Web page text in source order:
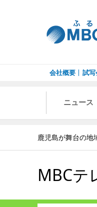
会社概要 試写
ニュース
鹿児島が舞台の地
MBCテ